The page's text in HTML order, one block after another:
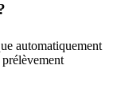
automatiquement